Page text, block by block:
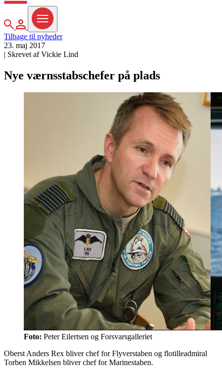
MitHOD
Menu
Tilbage til nyheder
23. maj 2017
| Skrevet af Vickie Lind
Nye værnsstabschefer på plads
Foto: Peter Eilertsen og Forsvarsgalleriet
Oberst Anders Rex bliver chef for Flyverstaben og flotilleadmiral
Torben Mikkelsen bliver chef for Marinestaben.